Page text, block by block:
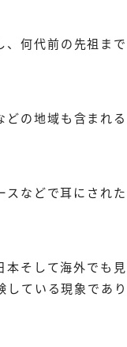
何代前の先祖ま
の地域も含まれ
などで耳にされ
そして海外でも
ている現象であ